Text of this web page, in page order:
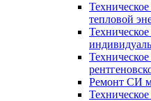
тепловой
Ремонт СИ